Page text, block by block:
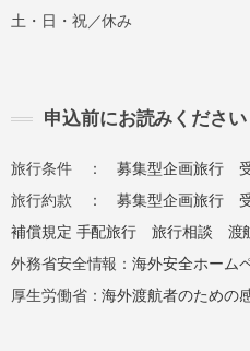
土・日・祝／休み
申込前にお読みください
旅行条件 ：募集型企画旅行
旅行約款 ：募集型企画旅行
補償規定 手配旅行 旅行相談
渡
外務省安全情報：海外安全ホーム
厚生労働省：海外渡航者のための